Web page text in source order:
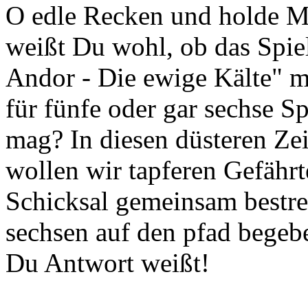
O edle Recken und holde
weißt Du wohl, ob das
Andor - Die ewige Kälte"
für fünfe oder gar sechse
mag? In diesen düsteren
wollen wir tapferen
Schicksal gemeinsam
sechsen auf den pfad
Du Antwort weißt!